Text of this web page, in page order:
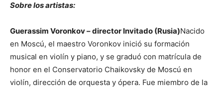
Sobre los artistas:
Guerassim Voronkov – director Invitado (Rusia)Nacido
en Moscú, el maestro Voronkov inició su formación
musical en violín y piano, y se graduó con matrícula de
honor en el Conservatorio Chaikovsky de Moscú en
violín, dirección de orquesta y ópera. Fue miembro de la